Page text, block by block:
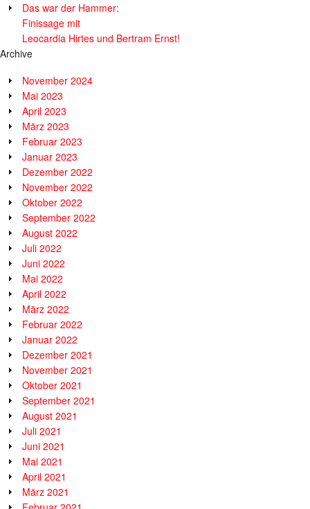
Das war der Hammer:
Finissage mit
Leocardia Hirtes und Bertram Ernst!
Archive
November 2024
Mai 2023
April 2023
März 2023
Februar 2023
Januar 2023
Dezember 2022
November 2022
Oktober 2022
September 2022
August 2022
Juli 2022
Juni 2022
Mai 2022
April 2022
März 2022
Februar 2022
Januar 2022
Dezember 2021
November 2021
Oktober 2021
September 2021
August 2021
Juli 2021
Juni 2021
Mai 2021
April 2021
März 2021